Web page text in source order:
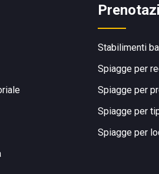
Stabilimenti
Spiagge per
Spiagge per
Spiagge per
Spiagge per